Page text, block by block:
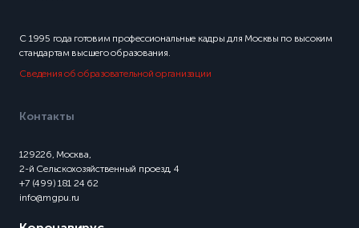
С 1995 года готовим профессиональные кадры для Москвы по высоким
стандартам высшего образования.
Сведения об образовательной организации
Контакты
129226, Москва,
2-й Сельскохозяйственный проезд, 4
+7 (499) 181 24 62
info@mgpu.ru